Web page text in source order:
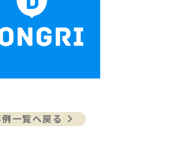
例一覧へ戻る keyboard_arrow_right